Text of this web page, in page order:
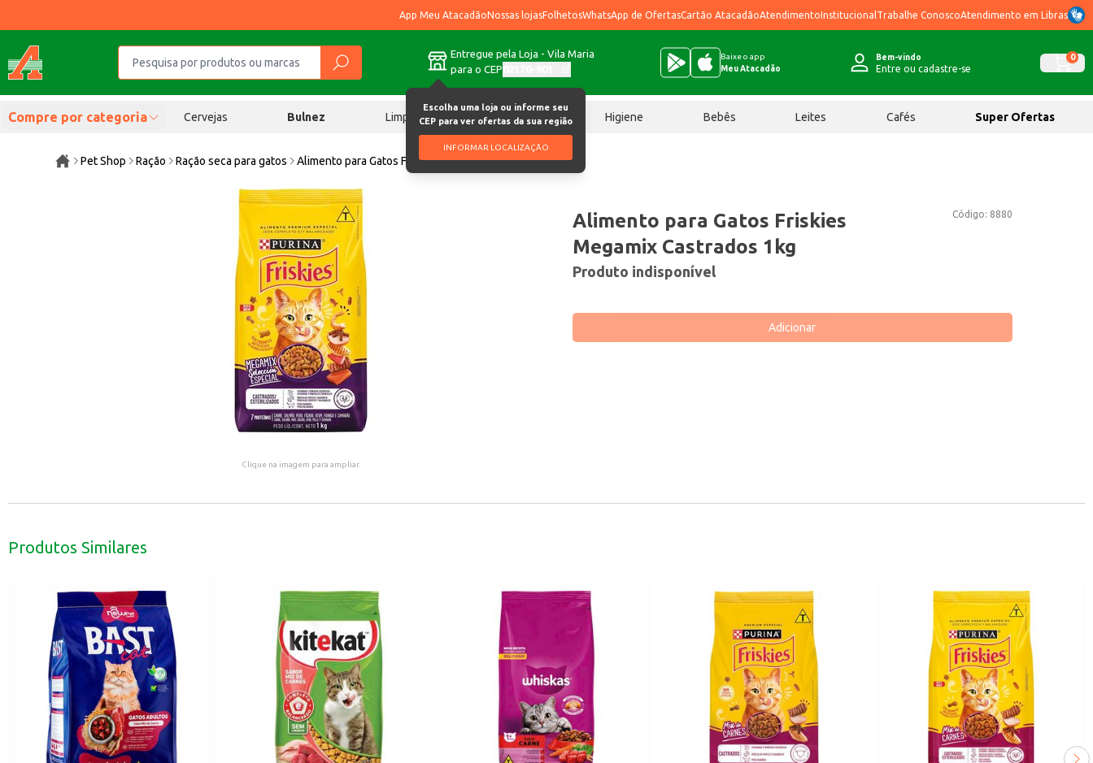
App Meu AtacadãoNossas lojasFolhetosWhatsApp de OfertasCartão AtacadãoAtendimentoInstitucional Trabalhe ConoscoAtendimento em Libras
Entregue pela Loja - Vila Maria
para o CEP
Escolha uma loja ou informe seu
CEP para ver ofertas da sua região
INFORMAR LOCALIZAÇÃO
Baixe o app
Meu Atacadão
Bem-vindo
Entre ou cadastre-se
0
Compre por categoria Cervejas Bulnez Limpeza Chocolates Higiene Bebês Leites Cafés Super Ofertas
Pet Shop Ração Ração seca para gatos Alimento para Gatos Friskies Megamix Castrados 1kg
Clique na imagem para ampliar.
Código: 8880
Alimento para Gatos Friskies
Megamix Castrados 1kg
Produto indisponível
Adicionar
Produtos Similares